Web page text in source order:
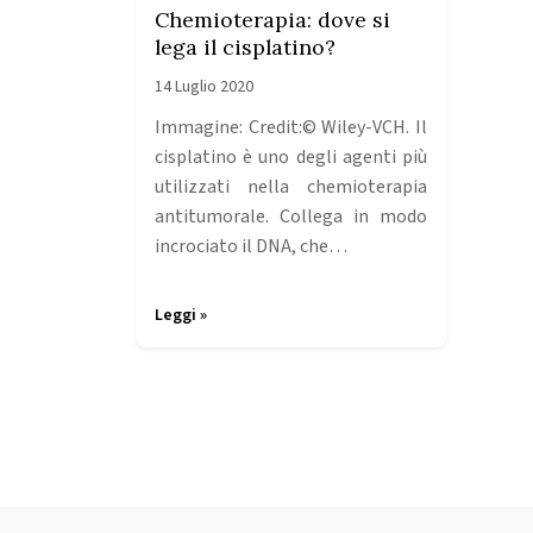
Chemioterapia: dove si
lega il cisplatino?
14 Luglio 2020
Immagine: Credit:© Wiley-VCH. Il
cisplatino è uno degli agenti più
utilizzati nella chemioterapia
antitumorale. Collega in modo
incrociato il DNA, che…
Leggi »